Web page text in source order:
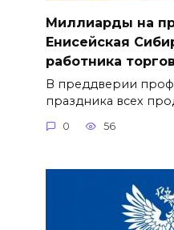
Миллиарды на
Енисейская
работника
В преддверии
праздника всех
0 56